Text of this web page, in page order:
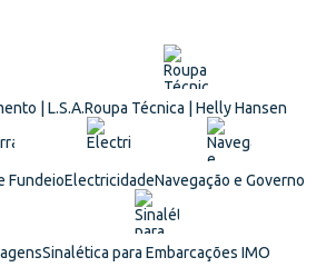
| L.S.A.Roupa Técnica | Helly Hansen
FundeioElectricidadeNavegação e Governo
Sinalética para Embarcações IMO